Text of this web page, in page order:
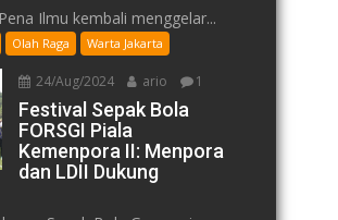
Ilmu kembali menggelar...
Olah Raga Warta Jakarta
24/Aug/2024 ario 1
Festival Sepak Bola
FORSGI Piala
Kemenpora II: Menpora
dan LDII Dukung